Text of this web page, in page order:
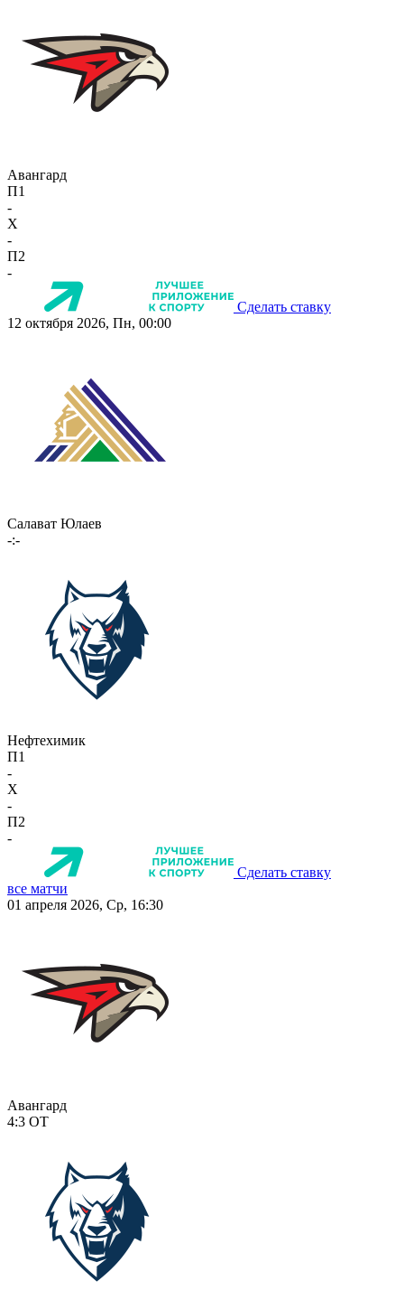
Авангард
П1
-
X
-
П2
-
Сделать ставку
12 октября 2026, Пн, 00:00
Салават Юлаев
-:-
Нефтехимик
П1
-
X
-
П2
-
Сделать ставку
все матчи
01 апреля 2026, Ср, 16:30
Авангард
4:3 ОТ